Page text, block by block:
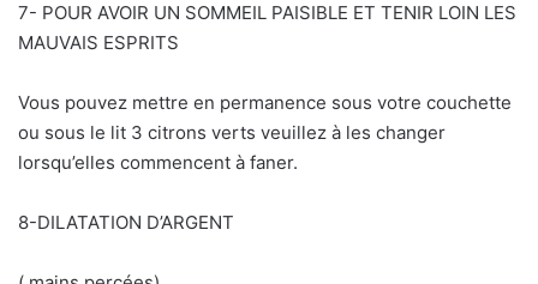
7- POUR AVOIR UN SOMMEIL PAISIBLE ET TENIR LOIN LES
MAUVAIS ESPRITS
Vous pouvez mettre en permanence sous votre couchette
ou sous le lit 3 citrons verts veuillez à les changer
lorsqu’elles commencent à faner.
8-DILATATION D’ARGENT